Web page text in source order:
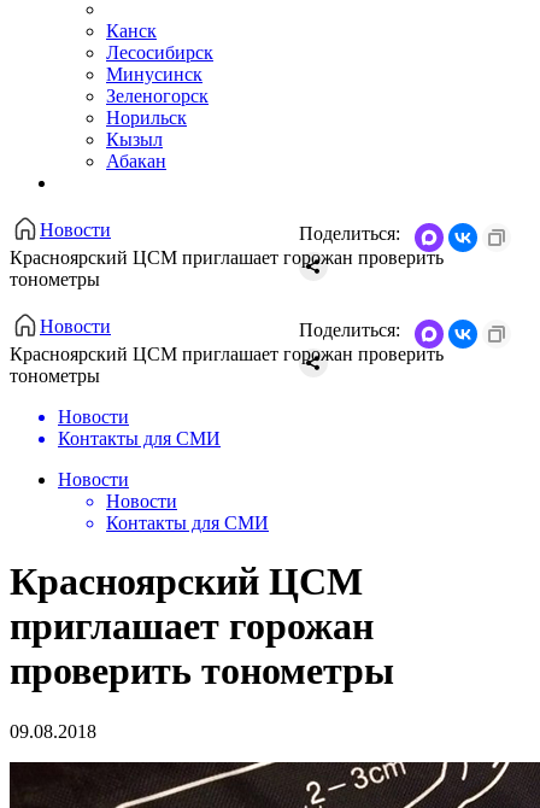
Канск
Лесосибирск
Минусинск
Зеленогорск
Норильск
Кызыл
Абакан
Новости
Красноярский ЦСМ приглашает горожан проверить
тонометры
Поделиться:
Новости
Красноярский ЦСМ приглашает горожан проверить
тонометры
Поделиться:
Новости
Контакты для СМИ
Новости
Новости
Контакты для СМИ
Красноярский ЦСМ
приглашает горожан
проверить тонометры
09.08.2018